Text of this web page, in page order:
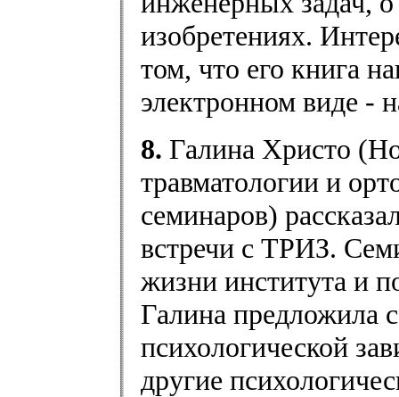
изобретениях.
том, что его книга
электронном виде -
8. Галина Христо
травматологии и
семинаров)
встречи с ТРИЗ.
жизни института и
Галина предложила
психологической
другие